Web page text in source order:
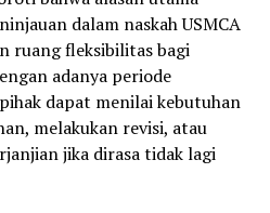
dalam naskah USMCA
ruang fleksibilitas bagi
adanya periode
dapat menilai kebutuhan
melakukan revisi, atau
jika dirasa tidak lagi